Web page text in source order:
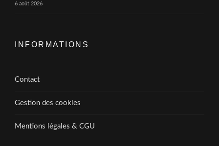
6 août 2026
INFORMATIONS
Contact
Gestion des cookies
Mentions légales & CGU